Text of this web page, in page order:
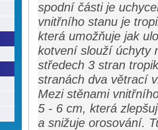
spodní části je
vnitřního stanu je
která umožňuje jak
kotvení slouží úchyty
středech 3 stran
stranách dva větrací
Mezi stěnami
5 - 6 cm, která
a snižuje orosování.